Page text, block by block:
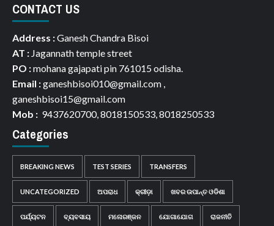
CONTACT US
Address :Ganesh Chandra Bisoi
AT : Jagannath temple street
PO :mohana gajapati pin 761015 odisha.
Email :ganeshbisoi010@gmail.com ,
ganeshbisoi15@gmail.com
Mob : 9437620700, 8018150533, 8018250533
Categories
BREAKING NEWS TEST SERIES TRANSFERS
UNCATEGORIZED ଅପରାଧ କ୍ରୀଡ଼ା ଖବର ଉପାନ୍ତ ଓଡିଶା
ପର୍ଯ୍ୟଟନ ବ୍ୟବସାୟ ମନୋରଞ୍ଜନ ଯୋଗାଯୋଗ ରାଜନୀତି